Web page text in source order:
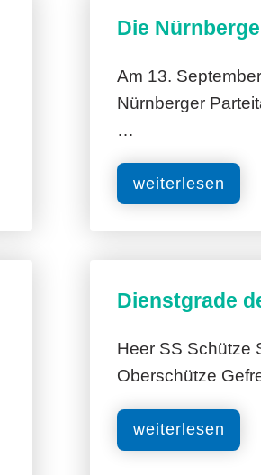
Die
Am 13.
Nürnberger
…
weiterlesen
Dienstgrade
Heer SS Schütze
Oberschütze
weiterlesen